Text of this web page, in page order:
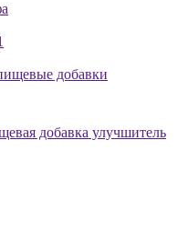
добавки
добавка улучшитель